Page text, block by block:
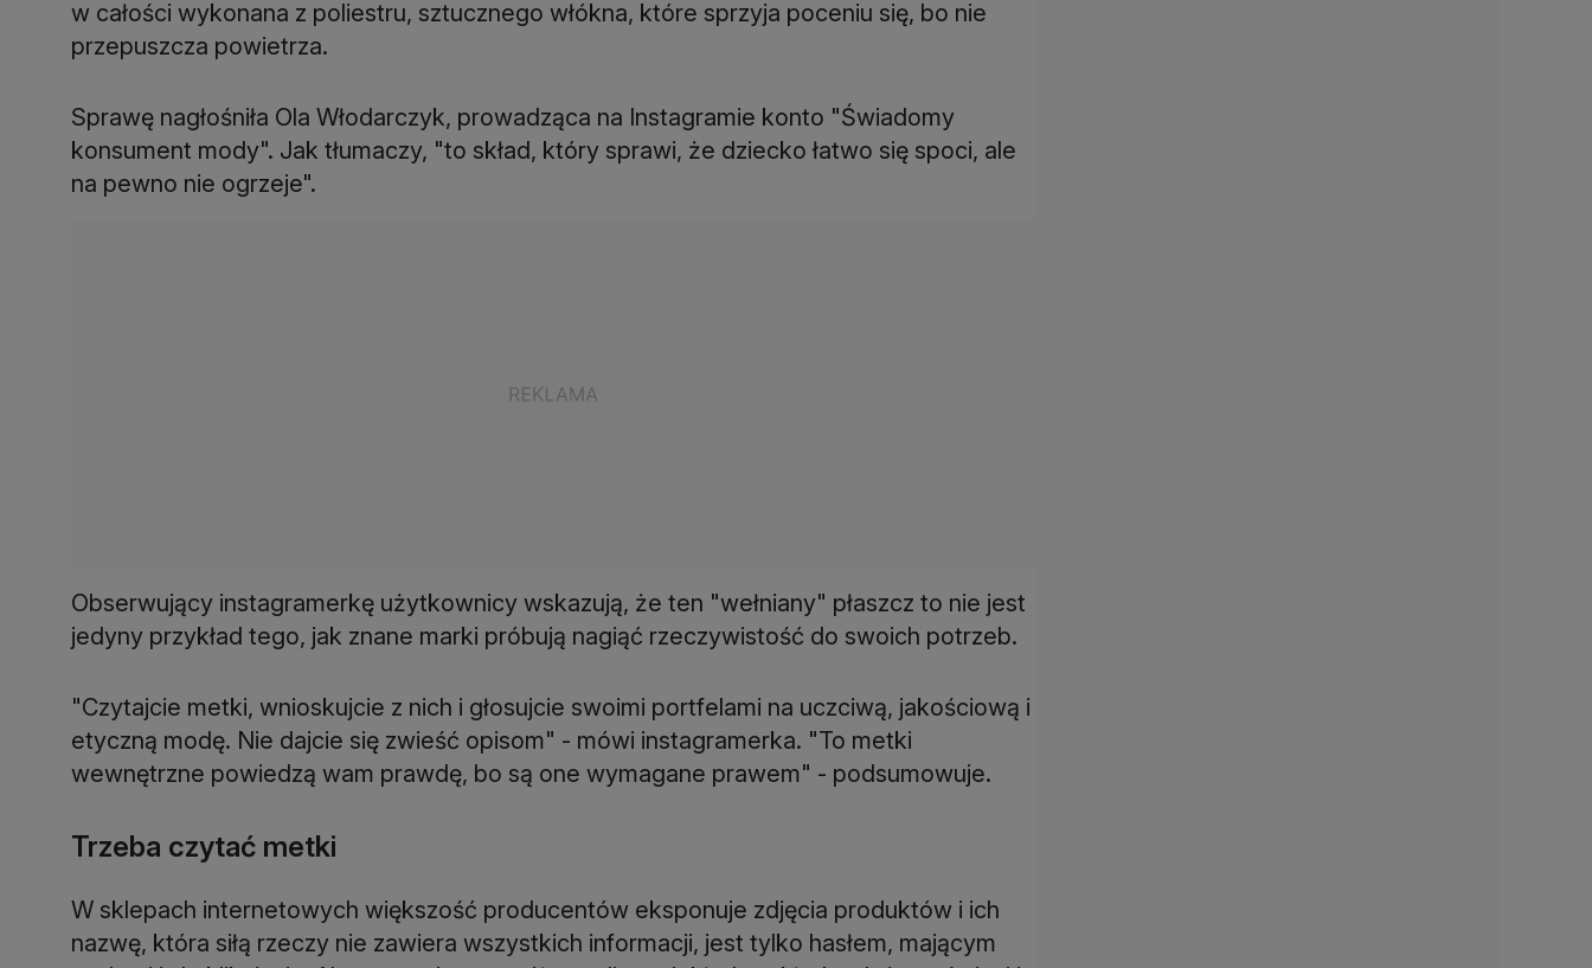
w całości wykonana z poliestru, sztucznego włókna, które sprzyja poceniu się, bo nie
przepuszcza powietrza.
Sprawę nagłośniła Ola Włodarczyk, prowadząca na Instagramie konto "Świadomy
konsument mody". Jak tłumaczy, "to skład, który sprawi, że dziecko łatwo się spoci, ale
na pewno nie ogrzeje".
Obserwujący instagramerkę użytkownicy wskazują, że ten "wełniany" płaszcz to nie jest
jedyny przykład tego, jak znane marki próbują nagiąć rzeczywistość do swoich potrzeb.
"Czytajcie metki, wnioskujcie z nich i głosujcie swoimi portfelami na uczciwą, jakościową i
etyczną modę. Nie dajcie się zwieść opisom" - mówi instagramerka. "To metki
wewnętrzne powiedzą wam prawdę, bo są one wymagane prawem" - podsumowuje.
Trzeba czytać metki
W sklepach internetowych większość producentów eksponuje zdjęcia produktów i ich
nazwę, która siłą rzeczy nie zawiera wszystkich informacji, jest tylko hasłem, mającym